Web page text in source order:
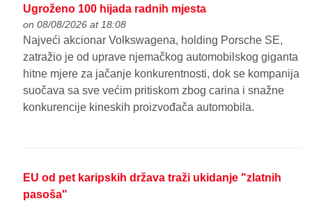
Ugroženo 100 hijada radnih mjesta
on 08/08/2026 at 18:08
Najveći akcionar Volkswagena, holding Porsche SE,
zatražio je od uprave njemačkog automobilskog giganta
hitne mjere za jačanje konkurentnosti, dok se kompanija
suočava sa sve većim pritiskom zbog carina i snažne
konkurencije kineskih proizvođača automobila.
EU od pet karipskih država traži ukidanje "zlatnih
pasoša"